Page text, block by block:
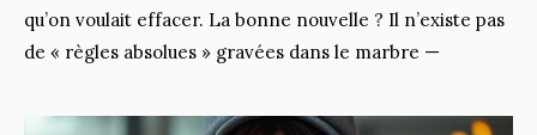
qu’on voulait effacer. La bonne nouvelle ? Il n’existe pas
de « règles absolues » gravées dans le marbre —